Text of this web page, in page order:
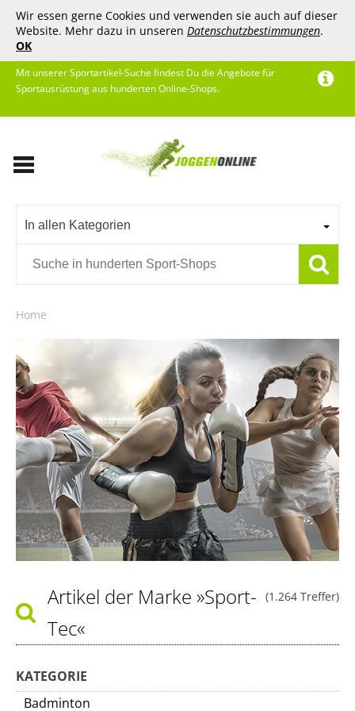
Wir essen gerne Cookies und verwenden sie auch auf dieser
Website. Mehr dazu in unseren Datenschutzbestimmungen.
OK
Mit unserer Sportartikel-Suche findest Du die Angebote für
Sportausrüstung aus hunderten Online-Shops.
In allen Kategorien
Home
(1.264 Treffer)
Artikel der Marke »Sport-
Tec«
KATEGORIE
Badminton